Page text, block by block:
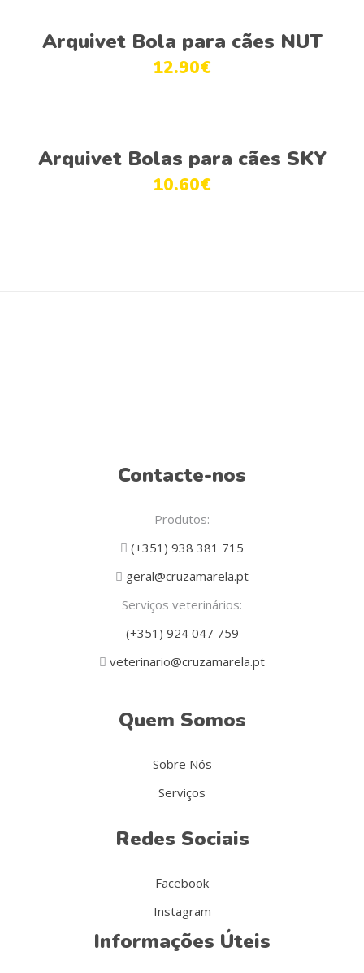
Adicionar
Arquivet Bola para cães NUT
12.90€
Adicionar
Arquivet Bolas para cães SKY
10.60€
Contacte-nos
Produtos:
(+351) 938 381 715
geral@cruzamarela.pt
Serviços veterinários:
(+351) 924 047 759
veterinario@cruzamarela.pt
Quem Somos
Sobre Nós
Serviços
Redes Sociais
Facebook
Instagram
Informações Úteis